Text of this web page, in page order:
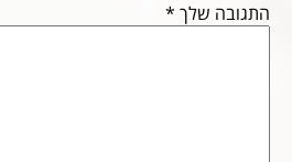
התגובה שלך *